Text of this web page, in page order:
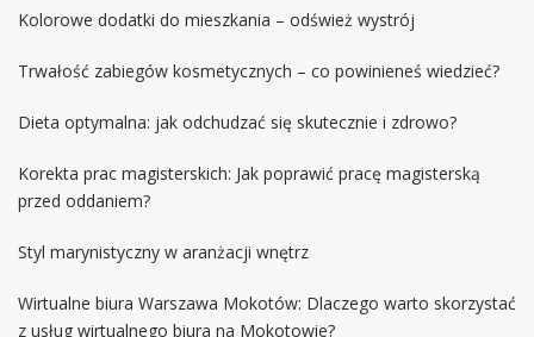
Kolorowe dodatki do mieszkania – odśwież wystrój
Trwałość zabiegów kosmetycznych – co powinieneś wiedzieć?
Dieta optymalna: jak odchudzać się skutecznie i zdrowo?
Korekta prac magisterskich: Jak poprawić pracę magisterską
przed oddaniem?
Styl marynistyczny w aranżacji wnętrz
Wirtualne biura Warszawa Mokotów: Dlaczego warto skorzystać
z usług wirtualnego biura na Mokotowie?